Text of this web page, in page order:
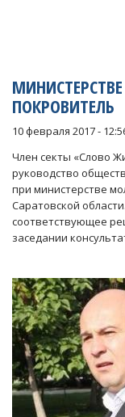
ПОКРОВИТЕЛЬ
10 февраля 2017 -
Член секты «Слово
руководство
при министерстве
Саратовской
соответствующее
заседании